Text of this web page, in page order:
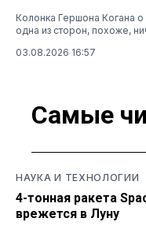
Колонка Гершона Когана о
одна из сторон, похоже,
03.08.2026 16:57
Самые
НАУКА И ТЕХНОЛОГИИ
4-тонная ракета
врежется в Луну